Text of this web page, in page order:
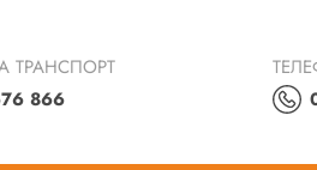
ТРАНСПОРТ
866